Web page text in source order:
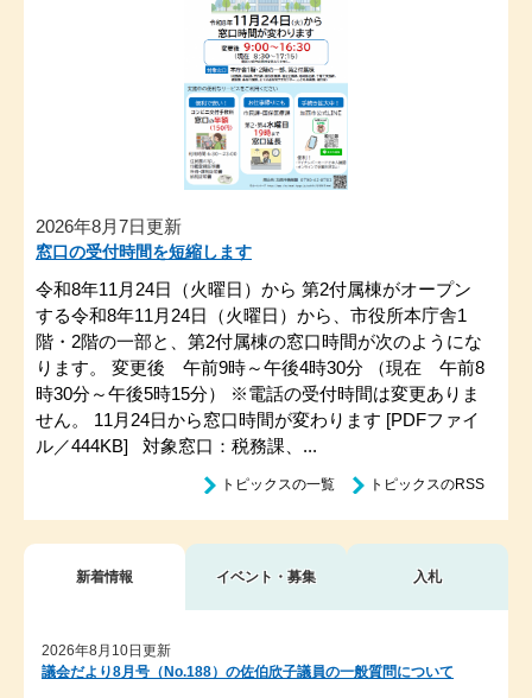
2026年8月7日更新
窓口の受付時間を短縮します
令和8年11月24日（火曜日）から 第2付属棟がオープン
する令和8年11月24日（火曜日）から、市役所本庁舎1
階・2階の一部と、第2付属棟の窓口時間が次のようにな
ります。 変更後 午前9時～午後4時30分 （現在 午前8
時30分～午後5時15分） ※電話の受付時間は変更ありま
せん。 11月24日から窓口時間が変わります [PDFファイ
ル／444KB] 対象窓口：税務課、...
トピックスの一覧 トピックスのRSS
新着情報 イベント・募集 入札
新
着
2026年8月10日更新
議会だより8月号（No.188）の佐伯欣子議員の一般質問について